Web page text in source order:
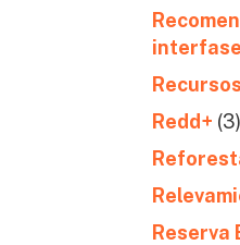
interfase
Redd+ (3)
Reserva